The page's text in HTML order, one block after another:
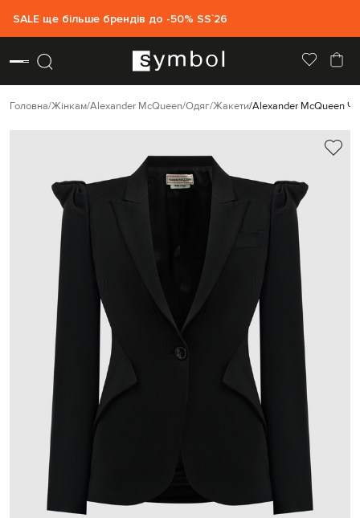
SALE ще більше брендів до -50% SS`26
Головна Жінкам Alexander McQueen Одяг Жакети Alexander McQueen